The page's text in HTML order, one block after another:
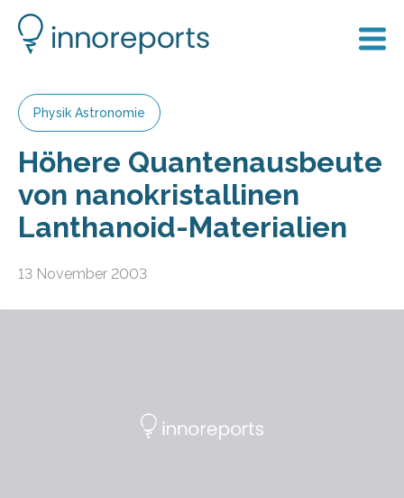
Physik Astronomie
Höhere Quantenausbeute
von nanokristallinen
Lanthanoid-Materialien
13 November 2003